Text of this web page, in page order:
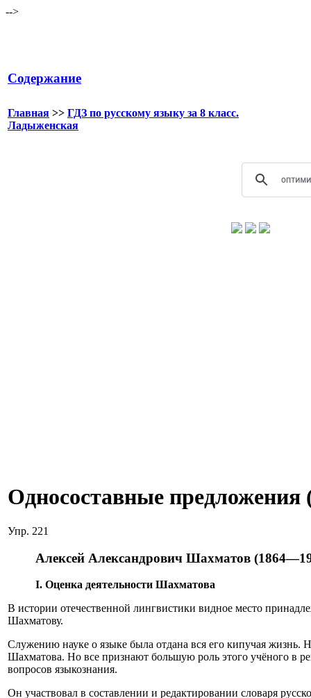
-->
Содержание
Главная >> ГДЗ по русскому языку за 8 класс.
Ладыженская
Односоставные предложения
Упр. 221
Алексей Александрович Шахматов
I. Оценка деятельности Шахматова
В истории отечественной лингвистики видное место
Шахматову.
Служению науке о языке была отдана вся его кипучая жизнь.
Шахматова. Но все признают большую роль этого учёного в
вопросов языкознания.
Он участвовал в составлении и редактировании словаря